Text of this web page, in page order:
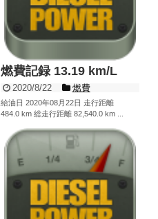
燃費記録 13.19 km/L
2020/8/22 燃費
給油日 2020年08月22日 走行距離
484.0 km 総走行距離 82,540.0 km ...
記事を読む